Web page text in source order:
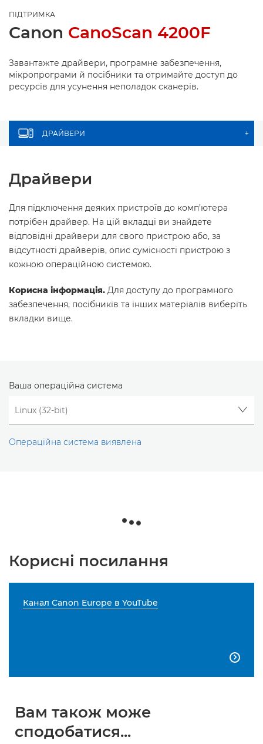
ПІДТРИМКА
Canon CanoScan 4200F
Завантажте драйвери, програмне забезпечення,
мікропрограми й посібники та отримайте доступ до
ресурсів для усунення неполадок сканерів.
ДРАЙВЕРИ +
Драйвери
Для підключення деяких пристроїв до комп’ютера
потрібен драйвер. На цій вкладці ви знайдете
відповідні драйвери для свого пристрою або, за
відсутності драйверів, опис сумісності пристрою з
кожною операційною системою.
Корисна інформація. Для доступу до програмного
забезпечення, посібників та інших матеріалів виберіть
вкладки вище.
Ваша операційна система
Операційна система виявлена
Корисні посилання
Канал Canon Europe в YouTube

Вам також може
сподобатися...